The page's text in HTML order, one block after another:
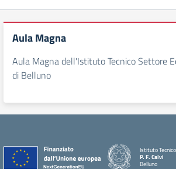
Aula Magna
Aula Magna dell'Istituto Tecnico Settore
di Belluno
Istituto
P. F. Calvi
Belluno